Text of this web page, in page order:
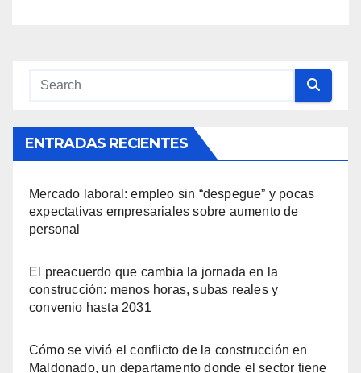
ENTRADAS RECIENTES
Mercado laboral: empleo sin “despegue” y pocas
expectativas empresariales sobre aumento de
personal
El preacuerdo que cambia la jornada en la
construcción: menos horas, subas reales y
convenio hasta 2031
Cómo se vivió el conflicto de la construcción en
Maldonado, un departamento donde el sector tiene